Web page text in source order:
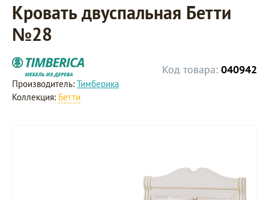
Кровать двуспальная Бетти
№28
Код товара: 040942
Производитель: Тимберика
Коллекция: Бетти